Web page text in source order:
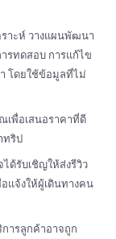
าะห์ วางแผนพัฒนา
รทดสอบ การแก้ไข
โดยใช้ข้อมูลที่ไม่
เพื่อเสนอราคาที่ดี
ทริป
ด้รับเชิญให้ส่งรีวิว
แจ้งให้ผู้เดินทางคน
ารลูกค้าอาจถูก